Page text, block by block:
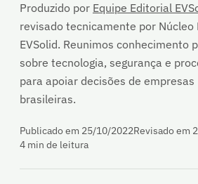
Produzido por Equipe Editorial
revisado tecnicamente por Núcleo
EVSolid. Reunimos conhecimento
sobre tecnologia, segurança e
para apoiar decisões de empresas
brasileiras.
Publicado em 25/10/2022Revisado em
4 min de leitura